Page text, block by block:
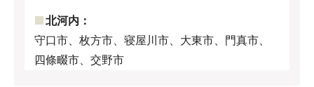
北河内：
守口市、枚方市、寝屋川市、大東市、門真市、
四條畷市、交野市